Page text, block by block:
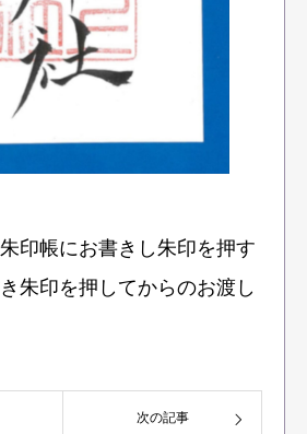
印帳にお書きし朱印を押す
朱印を押してからのお渡し
次の記事